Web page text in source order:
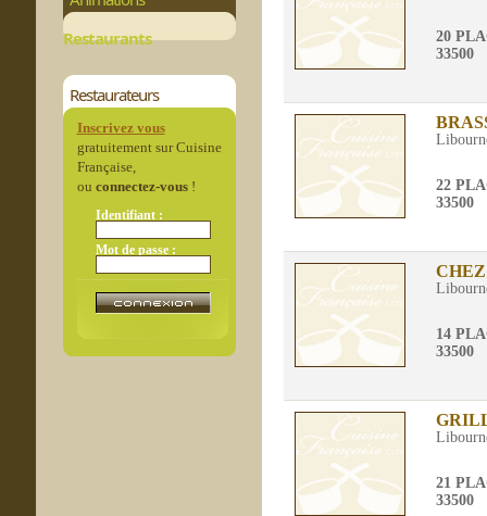
Restaurants
Restaurateurs
Inscrivez vous
gratuitement sur Cuisine
Française,
ou connectez-vous!
Identifiant :
Mot de passe :
20
33500
22
33500
14
33500
21
33500